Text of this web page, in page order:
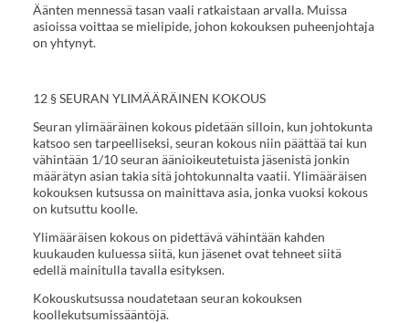
Äänten mennessä tasan vaali ratkaistaan arvalla. Muissa
asioissa voittaa se mielipide, johon kokouksen puheenjohtaja
on yhtynyt.
12 § SEURAN YLIMÄÄRÄINEN KOKOUS
Seuran ylimääräinen kokous pidetään silloin, kun johtokunta
katsoo sen tarpeelliseksi, seuran kokous niin päättää tai kun
vähintään 1/10 seuran äänioikeutetuista jäsenistä jonkin
määrätyn asian takia sitä johtokunnalta vaatii. Ylimääräisen
kokouksen kutsussa on mainittava asia, jonka vuoksi kokous
on kutsuttu koolle.
Ylimääräisen kokous on pidettävä vähintään kahden
kuukauden kuluessa siitä, kun jäsenet ovat tehneet siitä
edellä mainitulla tavalla esityksen.
Kokouskutsussa noudatetaan seuran kokouksen
koollekutsumissääntöjä.